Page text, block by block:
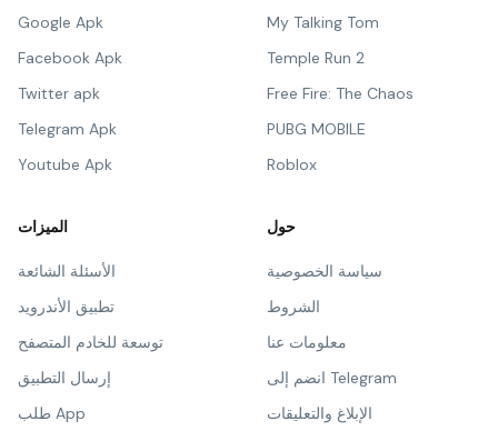
Google Apk
Facebook Apk
Twitter apk
Telegram Apk
Youtube Apk
My Talking Tom
Temple Run 2
Free Fire: The Chaos
PUBG MOBILE
Roblox
الميزات
الأسئلة الشائعة
تطبيق الأندرويد
توسعة للخادم المتصفح
إرسال التطبيق
طلب App
حول
سياسة الخصوصية
الشروط
معلومات عنا
انضم إلى Telegram
الإبلاغ والتعليقات